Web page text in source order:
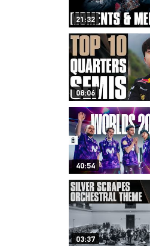
21:32
08:06
40:54
03:37